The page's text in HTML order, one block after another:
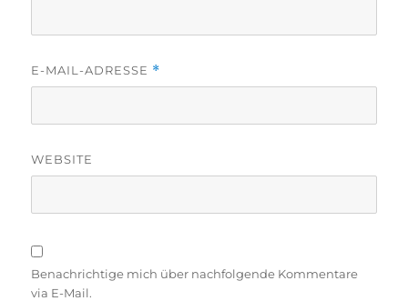
E-MAIL-ADRESSE *
WEBSITE
Benachrichtige mich über nachfolgende Kommentare
via E-Mail.